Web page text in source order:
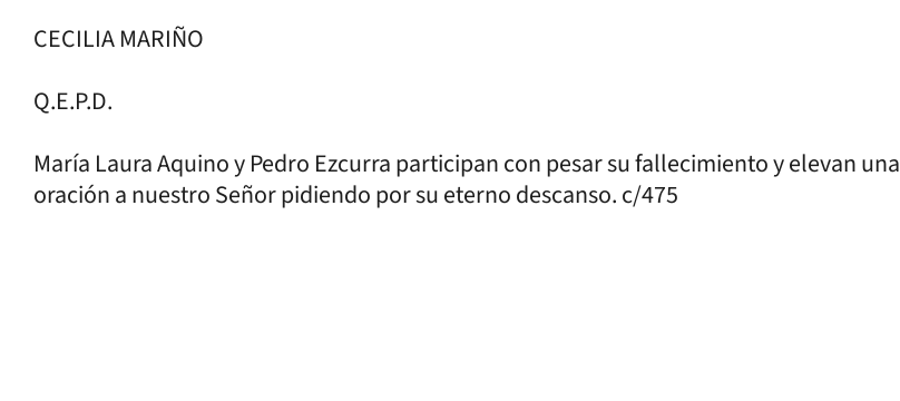
CECILIA MARIÑO
Q.E.P.D.
María Laura Aquino y Pedro Ezcurra participan con pesar su fallecimiento y elevan una
oración a nuestro Señor pidiendo por su eterno descanso. c/475